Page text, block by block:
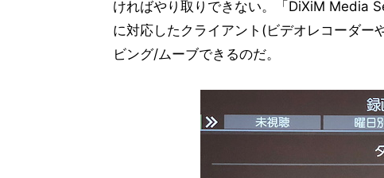
ければやり取りできない。「DiXiM Media
に対応したクライアント(ビデオレコーダー
ビング/ムーブできるのだ。